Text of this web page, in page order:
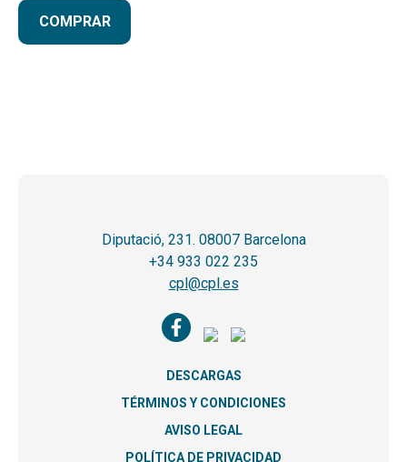
COMPRAR
Diputació, 231. 08007 Barcelona
+34 933 022 235
cpl@cpl.es
DESCARGAS
TÉRMINOS Y CONDICIONES
AVISO LEGAL
POLÍTICA DE PRIVACIDAD